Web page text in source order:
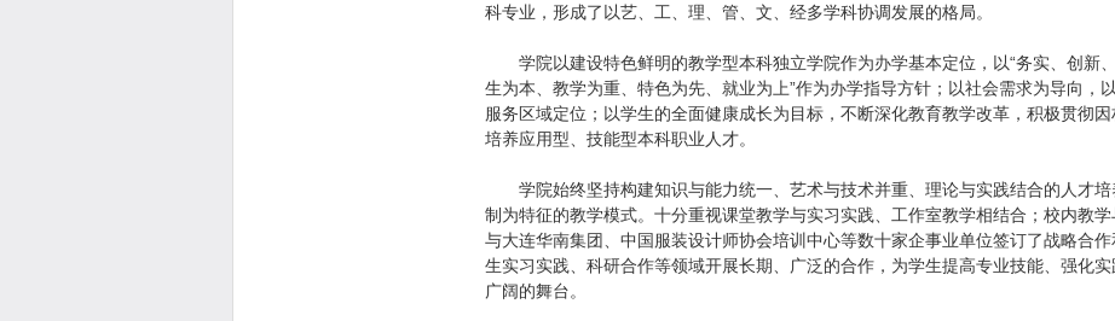
科专业，形成了以艺、工、理、管、文、经多学科协调发展的格局。
学院以建设特色鲜明的教学型本科独立学院作为办学基本定位，以“务实、创新
生为本、教学为重、特色为先、就业为上”作为办学指导方针；以社会需求为导向，
服务区域定位；以学生的全面健康成长为目标，不断深化教育教学改革，积极贯彻
培养应用型、技能型本科职业人才。
学院始终坚持构建知识与能力统一、艺术与技术并重、理论与实践结合的人才培
制为特征的教学模式。十分重视课堂教学与实习实践、工作室教学相结合；校内教
与大连华南集团、中国服装设计师协会培训中心等数十家企事业单位签订了战略合
生实习实践、科研合作等领域开展长期、广泛的合作，为学生提高专业技能、强化
广阔的舞台。